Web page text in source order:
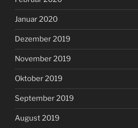
Januar 2020
Dezember 2019
November 2019
Oktober 2019
September 2019
August 2019